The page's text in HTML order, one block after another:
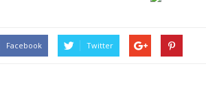
Facebook Twitter